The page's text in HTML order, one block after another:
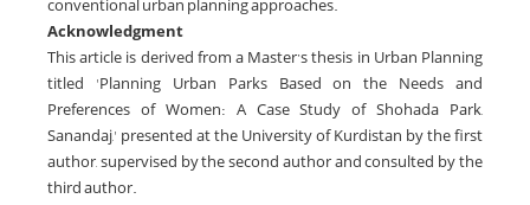
Acknowledgment
This article is derived from a Master’s thesis in Urban Planning
titled 'Planning Urban Parks Based on the Needs and
Preferences of Women: A Case Study of Shohada Park,
Sanandaj,' presented at the University of Kurdistan by the first
author, supervised by the second author and consulted by the
third author.